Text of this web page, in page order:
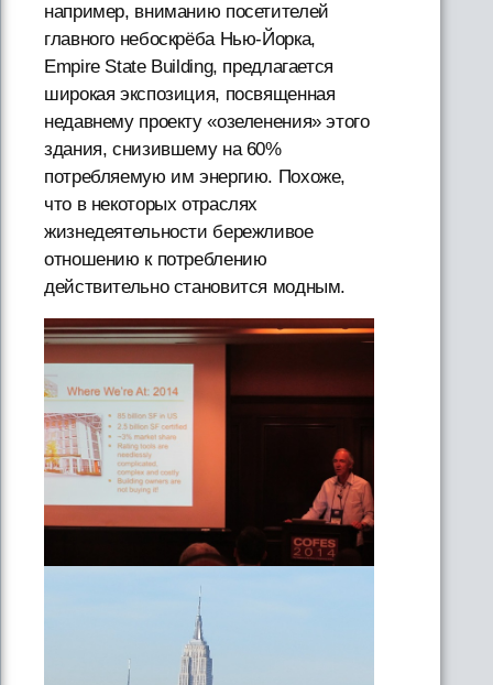
например, вниманию посетителей
главного небоскрёба Нью-Йорка,
Empire State Building, предлагается
широкая экспозиция, посвященная
недавнему проекту «озеленения» этого
здания, снизившему на 60%
потребляемую им энергию. Похоже,
что в некоторых отраслях
жизнедеятельности бережливое
отношению к потреблению
действительно становится модным.